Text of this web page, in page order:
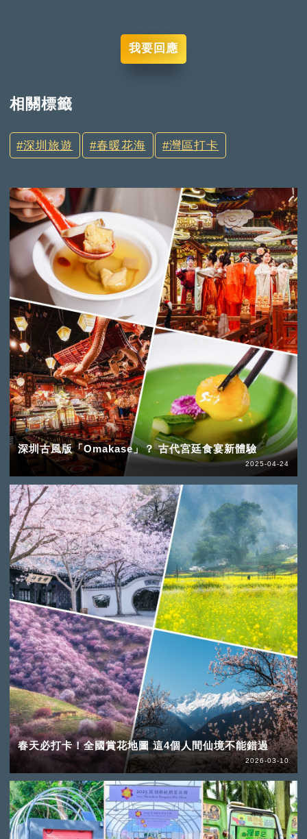
我要回應
相關標籤
深圳旅遊 春暖花海 灣區打卡
深圳古風版「Omakase」？ 古代宮廷食宴新體驗
2025-04-24
春天必打卡！全國賞花地圖 這4個人間仙境不能錯過
2026-03-10